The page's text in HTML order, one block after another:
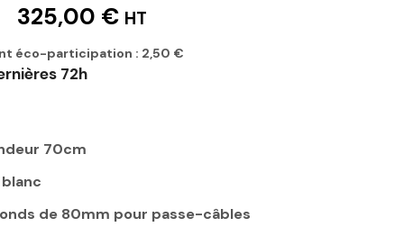
325,00 € HT
éco-participation : 2,50 €
72h
70cm
de 80mm pour passe-câbles